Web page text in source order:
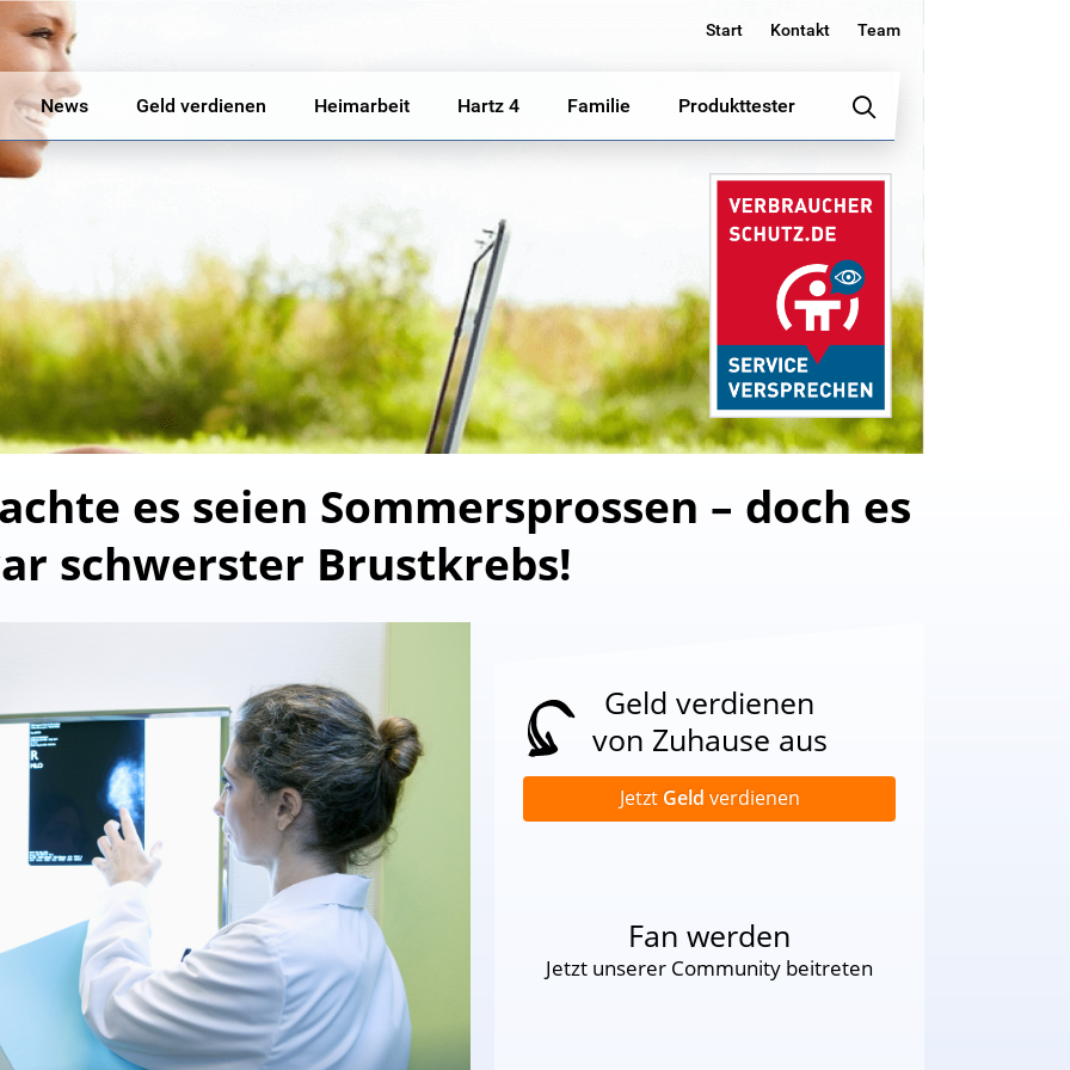
Start Kontakt Team
News Geld verdienen Heimarbeit Hartz 4 Familie Produkttester
es seien Sommersprossen – doch es
schwerster Brustkrebs!
Geld verdienen
von Zuhause aus
Jetzt Geld verdienen
Fan werden
Jetzt unserer Community beitreten